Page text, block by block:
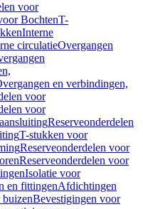
voor
BochtenT-
Interne
circulatieOvergangen
en verbindingen,
voor
voor
Reserveonderdelen
T-stukken voor
Reserveonderdelen voor
Reserveonderdelen voor
Isolatie voor
en fittingenAfdichtingen
Bevestigingen voor